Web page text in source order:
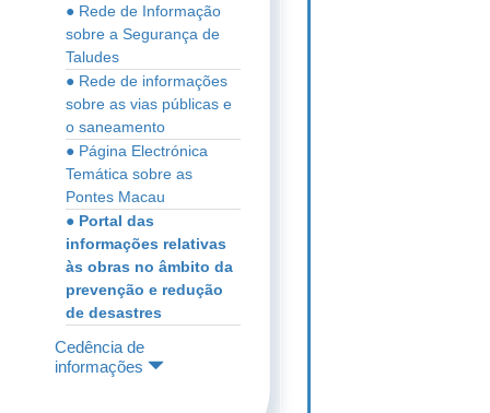
● Rede de Informação
sobre a Segurança de
Taludes
● Rede de informações
sobre as vias públicas e
o saneamento
● Página Electrónica
Temática sobre as
Pontes Macau
● Portal das
informações relativas
às obras no âmbito da
prevenção e redução
de desastres
Cedência de
informações